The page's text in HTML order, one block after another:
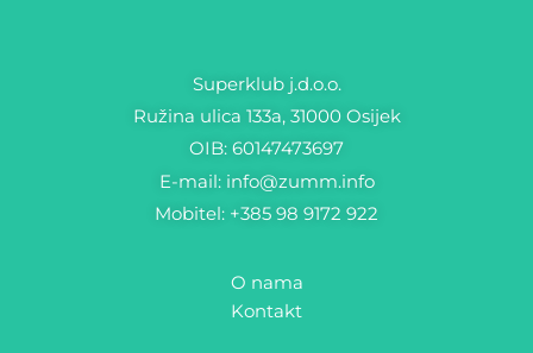
Superklub j.d.o.o.
Ružina ulica 133a, 31000 Osijek
OIB: 60147473697
E-mail: info@zumm.info
Mobitel: +385 98 9172 922
O nama
Kontakt